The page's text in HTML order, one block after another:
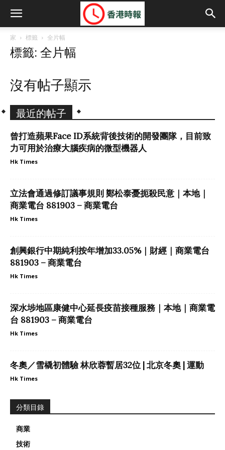
家 標籤 全片幅
標籤: 全片幅
沒有帖子顯示
最近的帖子
曾打造蘋果Face ID系統背後技術的開發團隊，目前致
力可用於治療大腦疾病的微型機器人
Hk Times
立法會通過修訂議事規則 鄭松泰憂扼殺民意｜本地｜
商業電台 881903 – 商業電台
Hk Times
創興銀行中期純利按年增加33.05%｜財經｜商業電台
881903 – 商業電台
Hk Times
深水埗地區康健中心延長疫苗接種服務｜本地｜商業電
台 881903 – 商業電台
Hk Times
冬奧／雪橇初體驗 林欣蓉暫居32位 | 北京冬奧 | 運動
Hk Times
分類目錄
商業
技術